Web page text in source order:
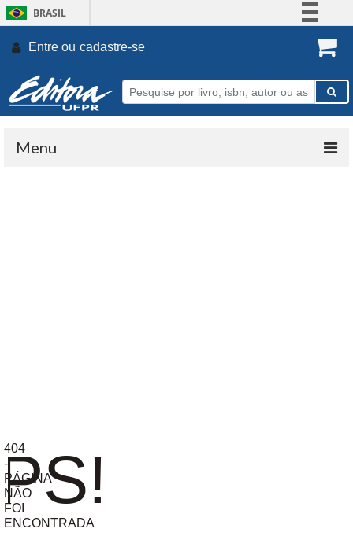
BRASIL
Participe
Entre ou cadastre-se.
Menu
404
-
PÁGINA
NÃO
FOI
ENCONTRADA